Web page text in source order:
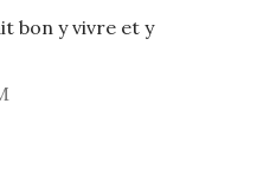
bon y vivre et y